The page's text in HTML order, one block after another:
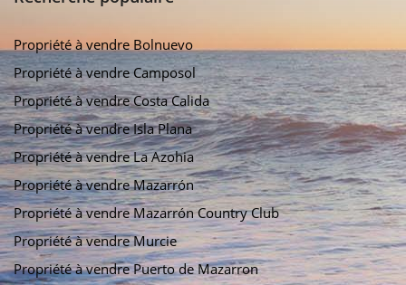
Propriété à vendre Bolnuevo
Propriété à vendre Camposol
Propriété à vendre Costa Calida
Propriété à vendre Isla Plana
Propriété à vendre La Azohia
Propriété à vendre Mazarrón
Propriété à vendre Mazarrón Country Club
Propriété à vendre Murcie
Propriété à vendre Puerto de Mazarron